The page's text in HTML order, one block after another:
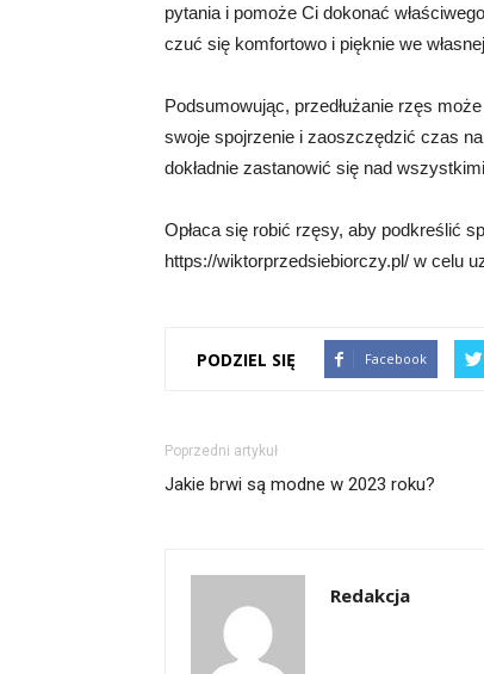
pytania i pomoże Ci dokonać
czuć się komfortowo i pięknie we
Podsumowując, przedłużanie rzęs
swoje spojrzenie i zaoszczędzić czas
dokładnie zastanowić się nad
Opłaca się robić rzęsy, aby podkreślić
https://wiktorprzedsiebiorczy.pl/ w celu
PODZIEL SIĘ Facebook
Poprzedni artykuł
Jakie brwi są modne w 2023 roku?
Redakcja